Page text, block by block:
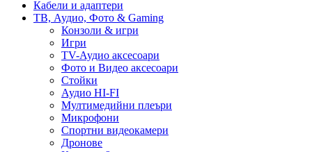
Кабели и адаптери
ТВ, Аудио, Фото & Gaming
Конзоли & игри
Игри
TV-Аудио аксесоари
Фото и Видео аксесоари
Стойки
Аудио HI-FI
Мултимедийни плеъри
Микрофони
Спортни видеокамери
Дронове